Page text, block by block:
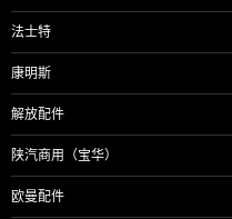
法士特
康明斯
解放配件
陕汽商用（宝华）
欧曼配件